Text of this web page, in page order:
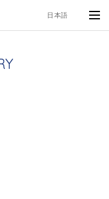
日本語
Y